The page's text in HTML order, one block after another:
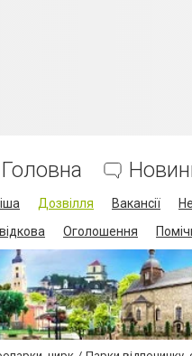
Головна
Дозвілля Вакансії
Оголошення